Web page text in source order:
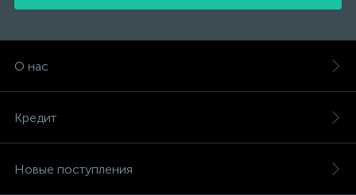
О нас
Кредит
Новые поступления